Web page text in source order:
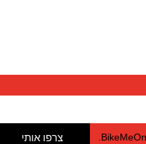
צרפו אותי